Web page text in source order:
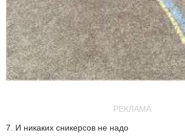
РЕКЛАМА
7. И никаких сникерсов не надо